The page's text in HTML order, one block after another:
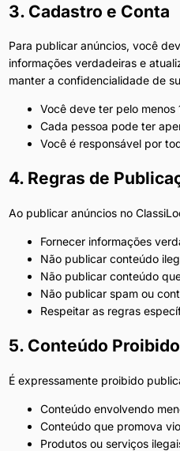
3. Cadastro e Conta
Para publicar anúncios, você
informações verdadeiras e
manter a confidencialidade de
Você deve ter pelo menos
Cada pessoa pode ter
Você é responsável por
4. Regras de
Ao publicar anúncios no
Fornecer informações
Não publicar conteúdo
Não publicar conteúdo
Não publicar spam ou
Respeitar as regras
5. Conteúdo Proibido
É expressamente proibido
Conteúdo envolvendo
Conteúdo que promova
Produtos ou serviços